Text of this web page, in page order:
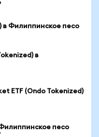
в Филиппинское песо
в
ETF (Ondo Tokenized)
песо